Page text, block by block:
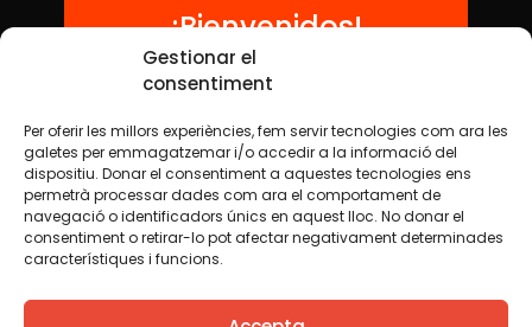
Gestionar el
consentiment
Per oferir les millors experiències, fem servir tecnologies com ara les
galetes per emmagatzemar i/o accedir a la informació del
dispositiu. Donar el consentiment a aquestes tecnologies ens
permetrà processar dades com ara el comportament de
navegació o identificadors únics en aquest lloc. No donar el
consentiment o retirar-lo pot afectar negativament determinades
característiques i funcions.
Redes sociales
TWT YTB IG FB IN
Aviso legalPolítica de cookies
Creemos que el conocimiento debe compartirse. Por eso
¡Bienvenidos!